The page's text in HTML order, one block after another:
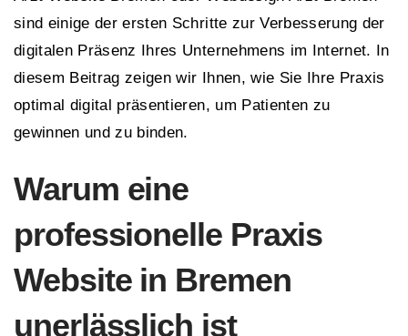
sind einige der ersten Schritte zur Verbesserung der
digitalen Präsenz Ihres Unternehmens im Internet. In
diesem Beitrag zeigen wir Ihnen, wie Sie Ihre Praxis
optimal digital präsentieren, um Patienten zu
gewinnen und zu binden.
Warum eine
professionelle Praxis
Website in Bremen
unerlässlich ist